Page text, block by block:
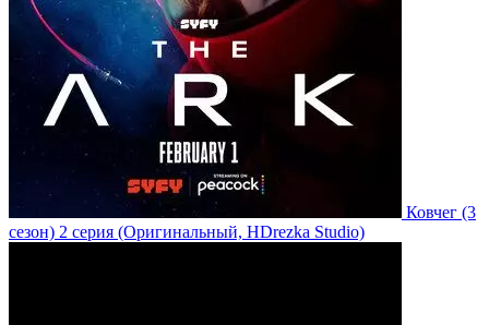
Ковчег (3
сезон) 2 серия (Оригинальный, HDrezka Studio)